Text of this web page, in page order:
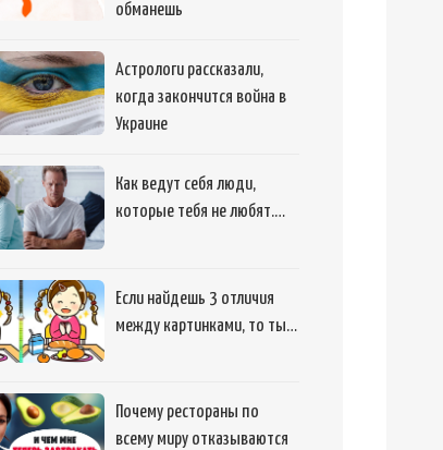
обманешь
Астрологи рассказали,
когда закончится война в
Украине
Как ведут себя люди,
которые тебя не любят.…
Если найдешь 3 отличия
между картинками, то ты…
Почему рестораны по
всему миру отказываются